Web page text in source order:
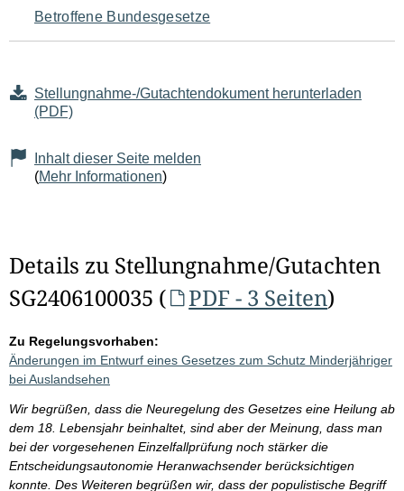
Betroffene Bundesgesetze
Stellungnahme-/Gutachtendokument herunterladen
(PDF)
Inhalt dieser Seite melden
(Mehr Informationen)
Details zu Stellungnahme/Gutachten
SG2406100035 (
PDF - 3 Seiten)
Zu Regelungsvorhaben:
Änderungen im Entwurf eines Gesetzes zum Schutz Minderjähriger
bei Auslandsehen
Wir begrüßen, dass die Neuregelung des Gesetzes eine Heilung ab
dem 18. Lebensjahr beinhaltet, sind aber der Meinung, dass man
bei der vorgesehenen Einzelfallprüfung noch stärker die
Entscheidungsautonomie Heranwachsender berücksichtigen
konnte. Des Weiteren begrüßen wir, dass der populistische Begriff